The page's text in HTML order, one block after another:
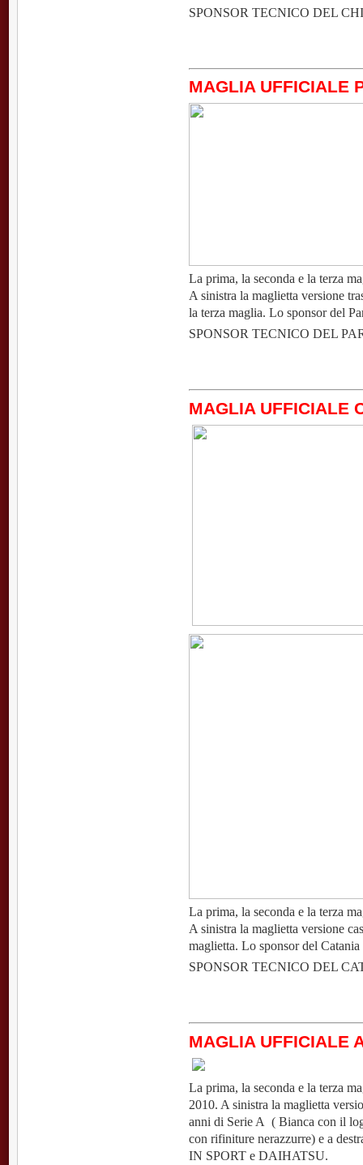
SPONSOR TECNICO DEL
MAGLIA UFFICIALE
La prima, la seconda e la terza
A sinistra la maglietta versione
la terza maglia. Lo sponsor del
SPONSOR TECNICO DEL
MAGLIA UFFICIALE
La prima, la seconda e la terza
A sinistra la maglietta versione
maglietta. Lo sponsor del
SPONSOR TECNICO DEL
MAGLIA UFFICIALE
La prima, la seconda e la terza
2010. A sinistra la maglietta
anni di Serie A ( Bianca con il
con rifiniture nerazzurre) e a
IN SPORT e DAIHATSU.